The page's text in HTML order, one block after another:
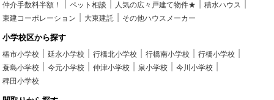
仲介手数料半額！ ペット相談 人気の広々戸建て物件★
積水ハウス
東建コーポレーション
大東建託 その他ハウスメーカー
小学校区から探す
椿市小学校 延永小学校 行橋北小学校 行橋南小学校
行橋小学校
蓑島小学校
今元小学校 仲津小学校 泉小学校
今川小学校
稗田小学校